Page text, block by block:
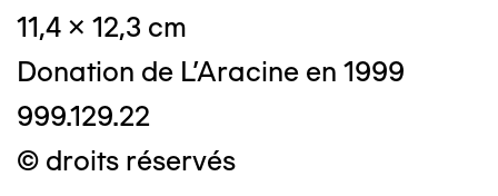
11,4 x 12,3 cm
Donation de L'Aracine en 1999
999.129.22
© droits réservés